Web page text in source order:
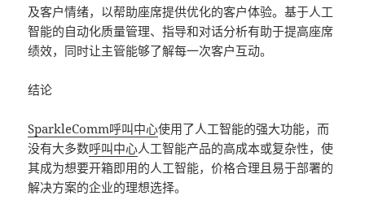
及客户情绪，以帮助座席提供优化的客户体验。基于人工
智能的自动化质量管理、指导和对话分析有助于提高座席
绩效，同时让主管能够了解每一次客户互动。
结论
SparkleComm呼叫中心使用了人工智能的强大功能，而
没有大多数呼叫中心人工智能产品的高成本或复杂性，使
其成为想要开箱即用的人工智能，价格合理且易于部署的
解决方案的企业的理想选择。